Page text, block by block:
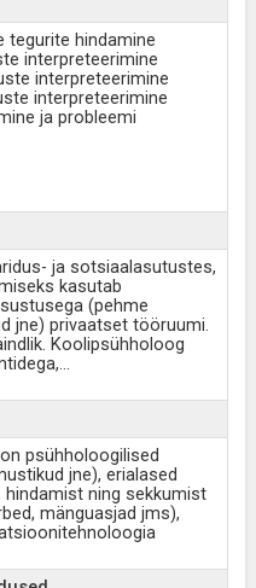
tegurite hindamine
interpreteerimine
interpreteerimine
interpreteerimine
ja probleemi
ja sotsiaalasutustes,
kasutab
(pehme
jne) privaatset tööruumi.
Koolipsühholoog
...
psühholoogilised
jne), erialased
ning sekkumist
mänguasjad jms),